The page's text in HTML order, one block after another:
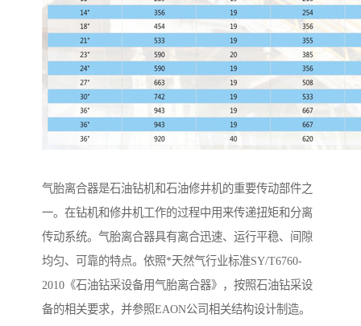
气胎离合器是石油钻机和石油修井机的重要传动部件之
一。在钻机和修井机工作的过程中用来传递扭矩和分离
传动系统。气胎离合器具有离合迅速、运行平稳、间隙
均匀、可靠的特点。依照*天然气行业标准SY/T6760-
2010《石油钻采设备用气胎离合器》，按照石油钻采设
备的相关要求，并参照EAON公司相关结构设计制造。